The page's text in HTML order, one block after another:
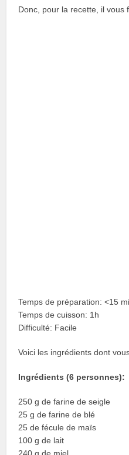
Donc, pour la recette, il vous
Temps de préparation: <15
Temps de cuisson: 1h
Difficulté: Facile
Voici les ingrédients dont
Ingrédients (6 personnes):
250 g de farine de seigle
25 g de farine de blé
25 de fécule de maïs
100 g de lait